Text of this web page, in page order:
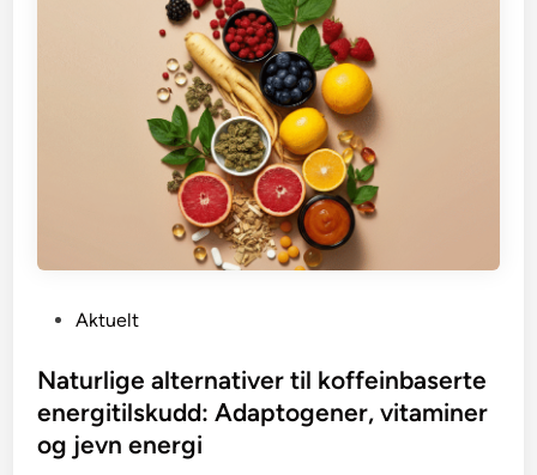
s
t
d
Aktuelt
Naturlige alternativer til koffeinbaserte
energitilskudd: Adaptogener, vitaminer
og jevn energi